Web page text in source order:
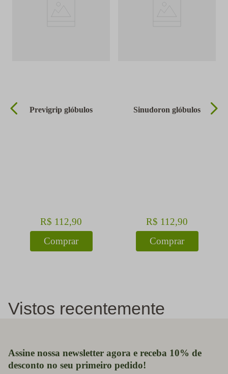
Previgrip glóbulos
R$ 112,90
Comprar
Sinudoron glóbulos
R$ 112,90
Comprar
Vistos recentemente
Assine nossa newsletter agora e receba 10% de
desconto no seu primeiro pedido!